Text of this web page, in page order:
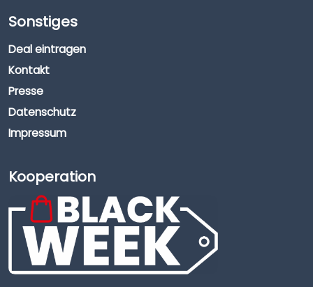
Sonstiges
Deal eintragen
Kontakt
Presse
Datenschutz
Impressum
Kooperation